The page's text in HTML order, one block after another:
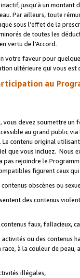
jusqu'à un montant
Par ailleurs, toute
sous l’effet de la
de toutes les
vertu de l'Accord.
votre faveur pour
ultérieure qui vous est
au
vous devez soumettre
au grand public
contenu original
que vous incluez. Nous
rejoindre le
figurent ceux
obscènes ou
des contenus
faux, fallacieux,
ou des contenus
à la couleur de
illégales,